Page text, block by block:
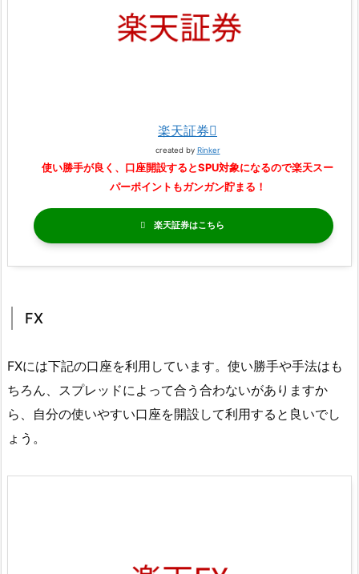
楽天証券
created by Rinker
使い勝手が良く、口座開設するとSPU対象になるので楽天スー
パーポイントもガンガン貯まる！
楽天証券
FX
FXには下記の口座を利用しています。使い勝手や手法はも
ちろん、スプレッドによって合う合わないがありますか
ら、自分の使いやすい口座を開設して利用すると良いでし
ょう。